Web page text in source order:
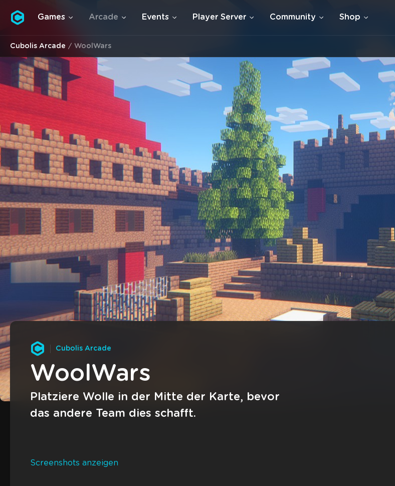
CubolisGames Arcade Events Player Server Community Shop
Cubolis Arcade WoolWars
Cubolis Arcade
WoolWars
Platziere Wolle in der Mitte der Karte, bevor
das andere Team dies schafft.
Screenshots anzeigen